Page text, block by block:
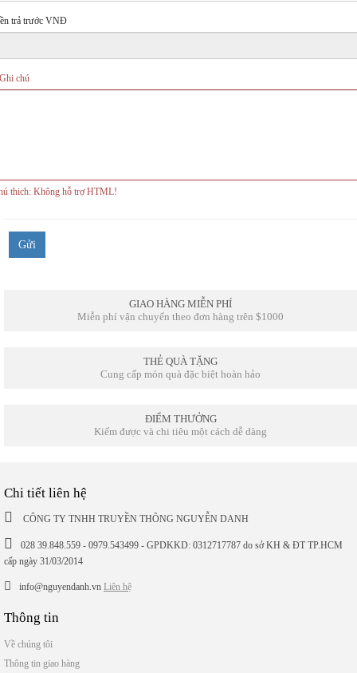
trả trước VNĐ
Ghi chú
thich: Không hỗ trợ HTML!
Gửi
GIAO HÀNG MIỄN PHÍ
Miễn phí vận chuyển theo đơn hàng trên $1000
THẺ QUÀ TẶNG
Cung cấp món quà đặc biệt hoàn hảo
ĐIỂM THƯỞNG
Kiếm được và chi tiêu một cách dễ dàng
Chi tiết liên hệ
CÔNG TY TNHH TRUYỀN THÔNG NGUYỄN DANH
028 39.848.559 - 0979.543499 - GPDKKD: 0312717787 do sở KH & ĐT TP.HCM
cấp ngày 31/03/2014
info@nguyendanh.vn Liên hệ
Thông tin
Về chúng tôi
Thông tin giao hàng